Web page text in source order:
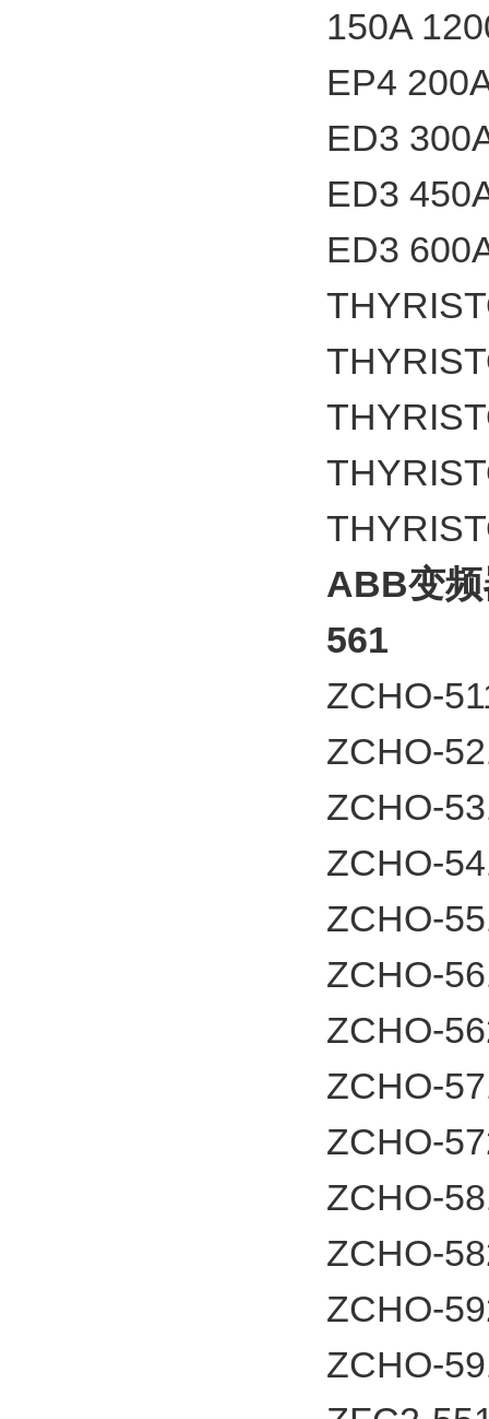
150A
EP4
ED3
ED3
ED3
ABB变
561
ZCHO-
ZCHO-
ZCHO-
ZCHO-
ZCHO-
ZCHO-
ZCHO-
ZCHO-
ZCHO-
ZCHO-
ZCHO-
ZCHO-
ZCHO-